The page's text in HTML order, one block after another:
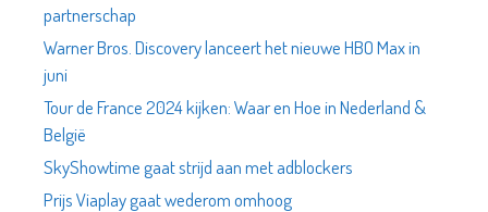
partnerschap
Warner Bros. Discovery lanceert het nieuwe HBO Max in
juni
Tour de France 2024 kijken: Waar en Hoe in Nederland &
België
SkyShowtime gaat strijd aan met adblockers
Prijs Viaplay gaat wederom omhoog